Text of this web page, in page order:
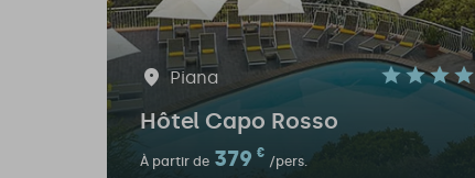
Piana
Hôtel Capo Rosso
À partir de 379 €
/pers.